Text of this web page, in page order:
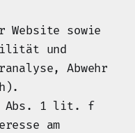
Website sowie
und
Abwehr
Abs. 1 lit. f
am